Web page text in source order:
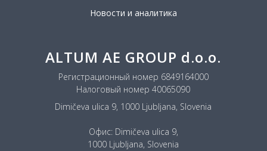
Новости и аналитика
ALTUM AE GROUP d.o.o.
Регистрационный номер 6849164000
Налоговый номер 40065090
Dimičeva ulica 9, 1000 Ljubljana, Slovenia
Офис: Dimičeva ulica 9,
1000 Ljubljana, Slovenia